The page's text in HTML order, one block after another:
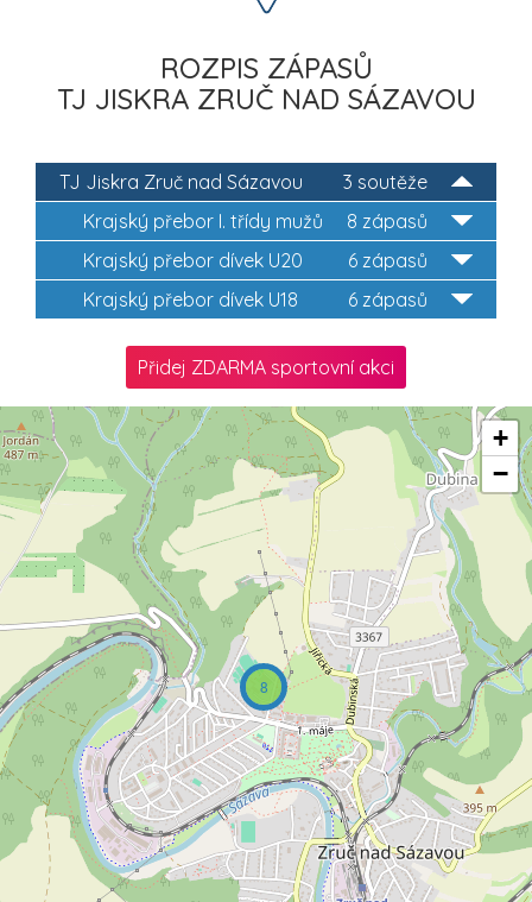
ROZPIS ZÁPASŮ
TJ JISKRA ZRUČ NAD SÁZAVOU
3 soutěže
TJ Jiskra Zruč nad Sázavou
8 zápasů
Krajský přebor I. třídy mužů
6 zápasů
Krajský přebor dívek U20
6 zápasů
Krajský přebor dívek U18
Přidej ZDARMA sportovní akci
8
+
−